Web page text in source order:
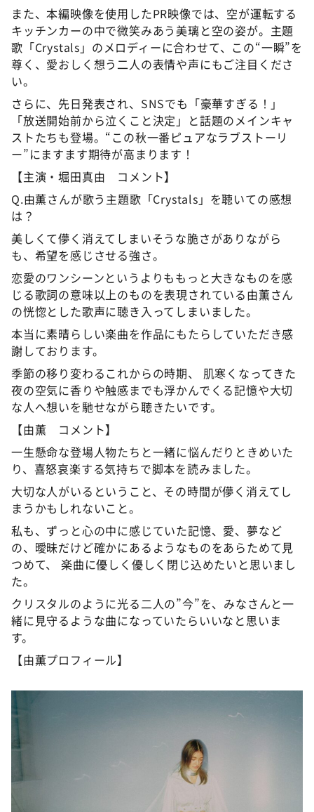
また、本編映像を使用したPR映像では、空が運転する
キッチンカーの中で微笑みあう美璃と空の姿が。主題
歌「Crystals」のメロディーに合わせて、この“一瞬”を
尊く、愛おしく想う二人の表情や声にもご注目くださ
い。
さらに、先日発表され、SNSでも「豪華すぎる！」
「放送開始前から泣くこと決定」と話題のメインキャ
ストたちも登場。“この秋一番ピュアなラブストーリ
ー”にますます期待が高まります！
【主演・堀田真由 コメント】
Q.由薫さんが歌う主題歌「Crystals」を聴いての感想
は？
美しくて儚く消えてしまいそうな脆さがありながら
も、希望を感じさせる強さ。
恋愛のワンシーンというよりももっと大きなものを感
じる歌詞の意味以上のものを表現されている由薫さん
の恍惚とした歌声に聴き入ってしまいました。
本当に素晴らしい楽曲を作品にもたらしていただき感
謝しております。
季節の移り変わるこれからの時期、 肌寒くなってきた
夜の空気に香りや触感までも浮かんでくる記憶や大切
な人へ想いを馳せながら聴きたいです。
【由薫 コメント】
一生懸命な登場人物たちと一緒に悩んだりときめいた
り、喜怒哀楽する気持ちで脚本を読みました。
大切な人がいるということ、その時間が儚く消えてし
まうかもしれないこと。
私も、ずっと心の中に感じていた記憶、愛、夢など
の、曖昧だけど確かにあるようなものをあらためて見
つめて、 楽曲に優しく優しく閉じ込めたいと思いまし
た。
クリスタルのように光る二人の”今”を、みなさんと一
緒に見守るような曲になっていたらいいなと思いま
す。
【由薫プロフィール】